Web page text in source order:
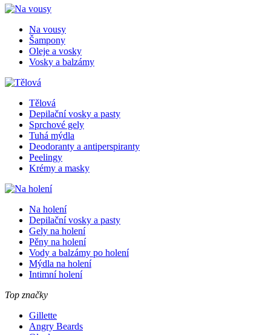
Na vousy
Šampony
Oleje a vosky
Vosky a balzámy
Tělová
Depilační vosky a pasty
Sprchové gely
Tuhá mýdla
Deodoranty a antiperspiranty
Peelingy
Krémy a masky
Na holení
Depilační vosky a pasty
Gely na holení
Pěny na holení
Vody a balzámy po holení
Mýdla na holení
Intimní holení
Top značky
Gillette
Angry Beards